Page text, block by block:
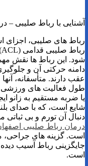
آشنایی با رباط صلیبی –
رباط های صلیبی، اجزای
شود. این رباط ها نقش
دامنه حرکتی آن و
عقب دارند. متأسفانه،
طول فعالیت های
شایع است، که با صدای
دنبال آن تورم و بی
درمان رباط صلیبی
جایگزینی رباط آسیب دیده
است.